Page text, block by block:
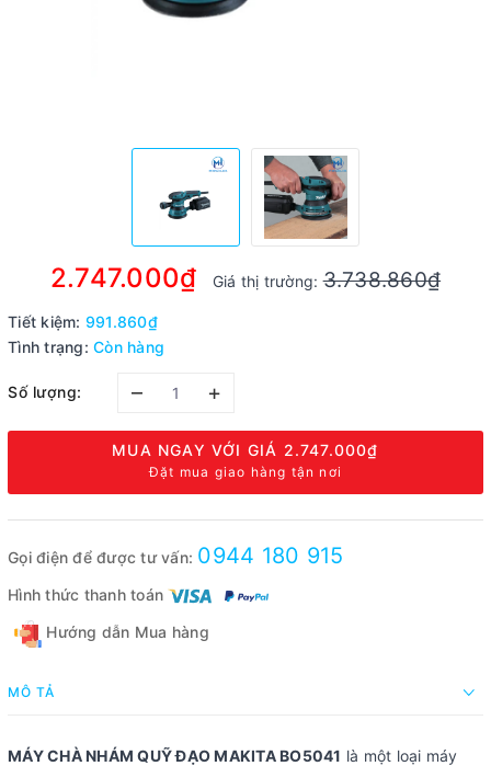
2.747.000₫ Giá thị trường:3.738.860₫
Tiết kiệm: 991.860₫
Tình trạng: Còn hàng
Số lượng: – +
MUA NGAY VỚI GIÁ 2.747.000₫
Đặt mua giao hàng tận nơi
Gọi điện để được tư vấn: 0944 180 915
Hình thức thanh toán
Hướng dẫn Mua hàng
MÔ TẢ
MÁY CHÀ NHÁM QUỸ ĐẠO MAKITA BO5041 là một loại máy